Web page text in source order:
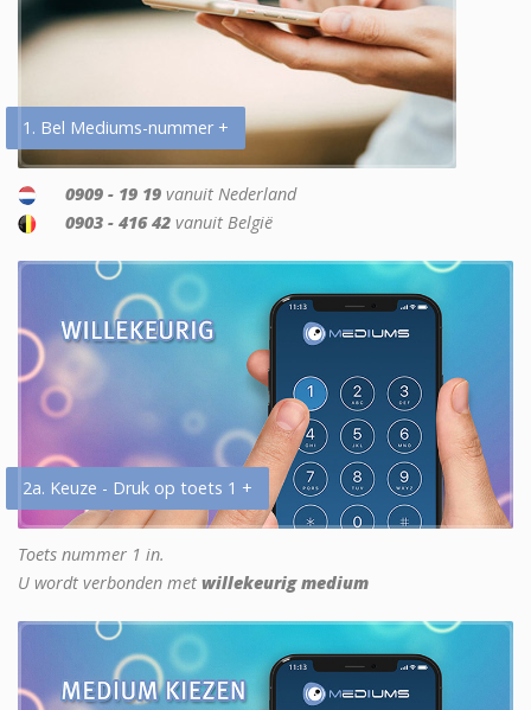
1. Bel Mediums-nummer +
0909 - 19 19 vanuit Nederland
0903 - 416 42 vanuit België
2a. Keuze - Druk op toets 1 +
Toets nummer 1 in.
U wordt verbonden met willekeurig medium